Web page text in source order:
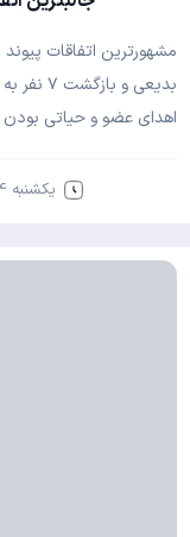
مشهورترین اتفاقات
بدیعی
اهدای عضو و حیاتی
یکشنبه 14 آوریل 2013